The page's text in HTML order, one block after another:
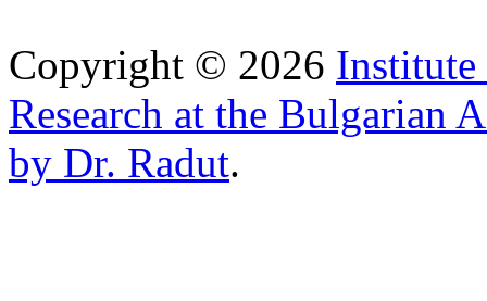
Copyright © 2026
Research at the Bulgarian
by Dr. Radut.